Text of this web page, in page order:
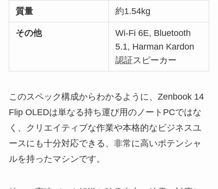
質量 約1.54kg
その他
Wi-Fi 6E, Bluetooth
5.1, Harman Kardon
認証スピーカー
このスペック構成からわかるように、Zenbook 14
Flip OLEDは単なる持ち運び用のノートPCではな
く、クリエイティブな作業や本格的なビジネスユ
ースにも十分対応できる、非常に高いポテンシャ
ルを持ったマシンです。